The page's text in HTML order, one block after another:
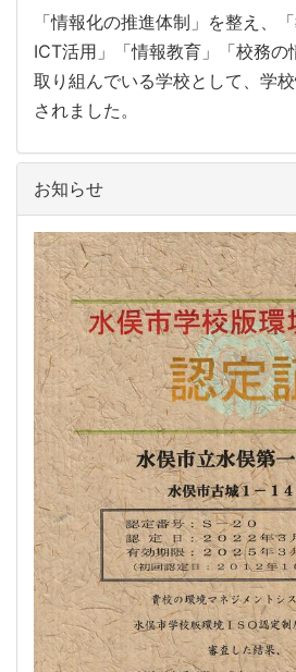
「情報化の推進体制」を整え、
ICT活用」「情報教育」「校務の
取り組んでいる学校として、学
されました。
お知らせ